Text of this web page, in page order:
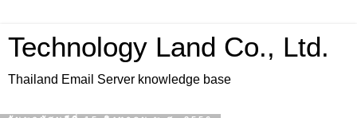
Technology Land Co., Ltd.
Thailand Email Server knowledge base